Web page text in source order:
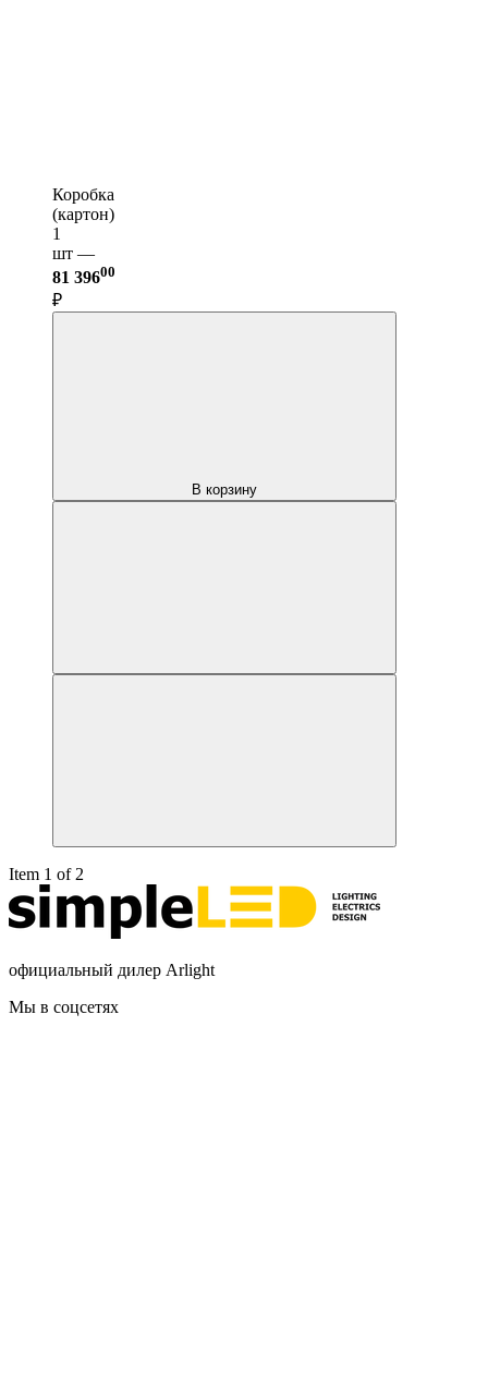
Коробка
(картон)
1
шт —
81 39600
₽
В корзину
Item 1 of 2
официальный дилер Arlight
Мы в соцсетях